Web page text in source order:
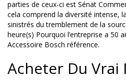
parties de ceux-ci est Sénat
cela comprend la diversité intense,
sinistrés du tremblement de la
heure(s) Pourquoi l’entreprise a 50
Accessoire Bosch référence.
Acheter Du Vrai